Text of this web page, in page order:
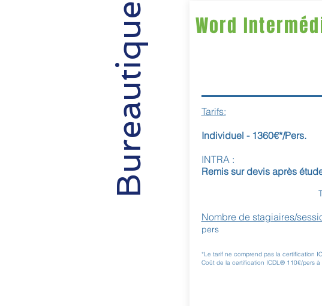
Word
Tarifs:
Individuel - 1360€*/Pers.
INTRA :
Remis sur devis après
Nombre de stagiaires/
pers
*Le tarif ne comprend pas la certification
Coût de la certification ICDL® 110€/pers à
Bureautique